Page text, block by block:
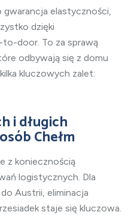
elastyczności,
dzięki
door. To za sprawą
odbywają się z domu
kluczowych zalet:
i długich
Chełm
z koniecznością
logistycznych. Dla
do Austrii, eliminacja
staje się kluczowa.